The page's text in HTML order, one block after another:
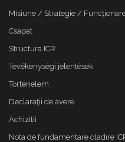
Misiune / Strategie /
Csapat
Structura ICR
Tevékenységi jelentések
Történelem
Declaraţii de avere
Achizitii
Nota de fundamentare cladire